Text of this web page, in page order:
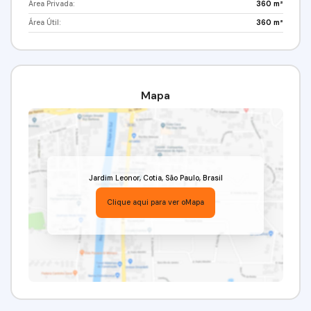
(11) 98211-2565 / (11) 97417-8061
Área Privada: 360 m²
Área Útil: 360 m²
Mapa
Jardim Leonor, Cotia, São Paulo, Brasil
Clique aqui para ver oMapa